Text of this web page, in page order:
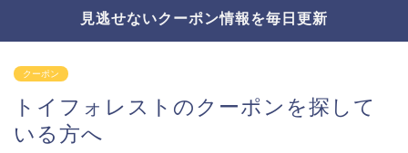
見逃せないクーポン情報を毎日更新
クーポン
トイフォレストのクーポンを探して
いる方へ